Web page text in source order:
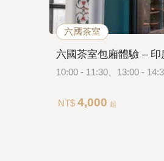
六國茶室
六國茶室包廂體驗 – 印
10:00 - 11:30、13:00 -
NT$ 4,000 起